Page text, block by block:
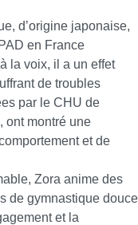
d’origine japonaise,
en France
la voix, il a un effet
de troubles
par le CHU de
ont montré une
et de
Zora anime des
de gymnastique douce
et la